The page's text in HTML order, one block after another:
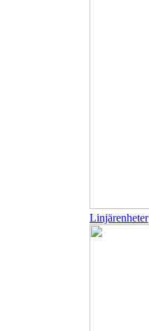
Linjärenheter